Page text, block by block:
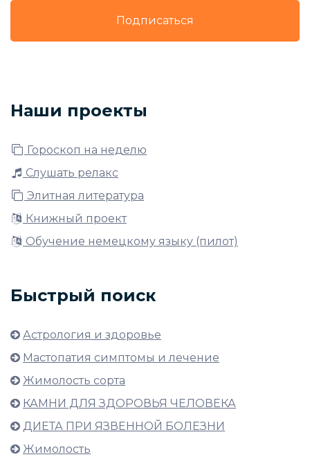
Подписаться
Наши проекты
Гороскоп на неделю
Слушать релакс
Элитная литература
Книжный проект
Обучение немецкому языку (пилот)
Быстрый поиск
Астрология и здоровье
Мастопатия симптомы и лечение
Жимолость сорта
КАМНИ ДЛЯ ЗДОРОВЬЯ ЧЕЛОВЕКА
ДИЕТА ПРИ ЯЗВЕННОЙ БОЛЕЗНИ
Жимолость